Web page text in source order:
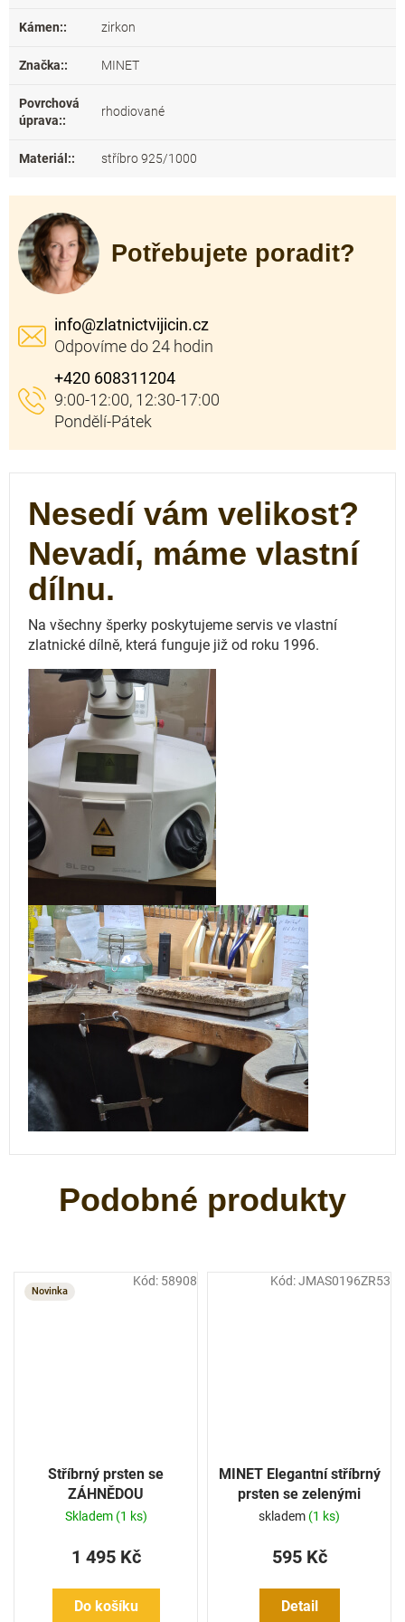
Kámen:: zirkon
Značka:: MINET
Povrchová
úprava::
rhodiované
Materiál:: stříbro 925/1000
Potřebujete poradit?
info@zlatnictvijicin.cz
+420 608311204
Novinka
Stříbrný prsten se
ZÁHNĚDOU
Skladem (1 ks)
1 495 Kč
Do košíku
Kód: 58908
MINET Elegantní stříbrný
prsten se zelenými
zirkony
skladem (1 ks)
595 Kč
Detail
Kód:JMAS0196ZR53
Nesedí vám velikost?
Nevadí, máme vlastní
dílnu.
Na všechny šperky poskytujeme servis ve vlastní
zlatnické dílně, která funguje již od roku 1996.